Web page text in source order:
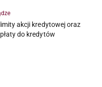
akcji kredytowej oraz
do kredytów